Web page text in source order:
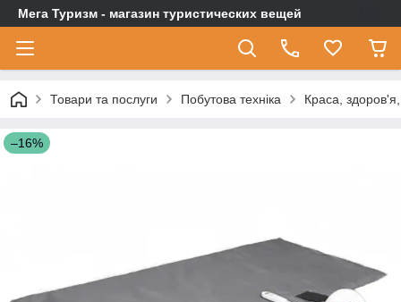
Мега Туризм - магазин туристических вещей
Товари та послуги Побутова техніка Краса,
–16%